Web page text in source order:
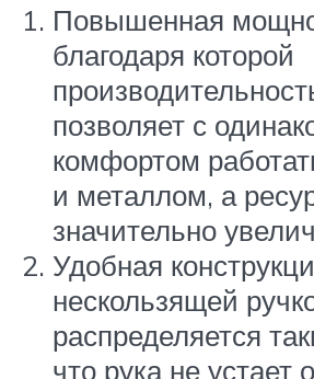
Повышенная
благодаря которой
позволяет с
комфортом
и металлом, а
значительно
Удобная
нескользящей
распределяется
что рука не устает